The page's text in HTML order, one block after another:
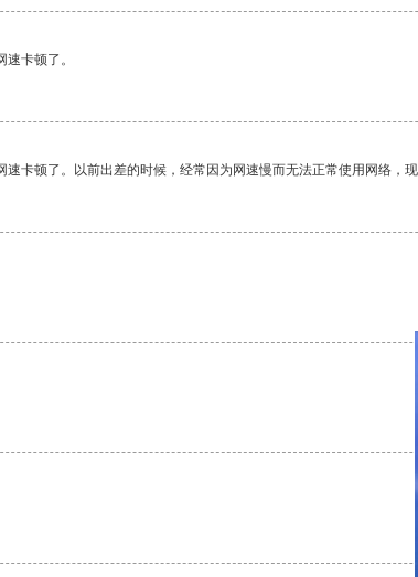
卡顿了。
顿了。以前出差的时候，经常因为网速慢而无法正常使用网络，